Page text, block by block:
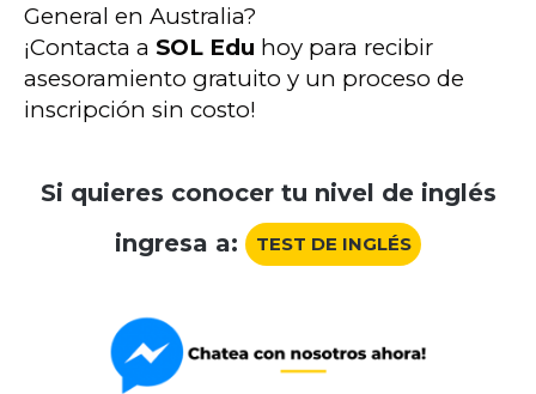
General en Australia?
¡Contacta a SOL Edu hoy para recibir
asesoramiento gratuito y un proceso de
inscripción sin costo!
Si quieres conocer tu nivel de inglés
ingresa a: TEST DE INGLÉS